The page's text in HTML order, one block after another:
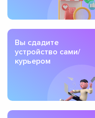
Вы сдадите
устройство сами/
курьером